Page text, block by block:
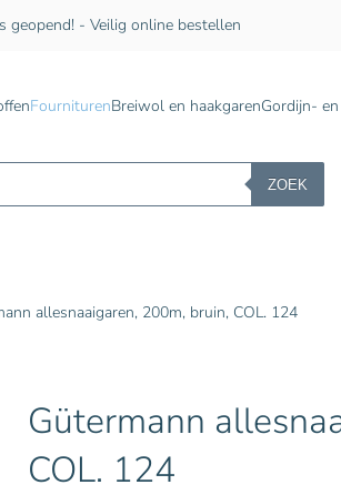
geopend! - Veilig online bestellen
FourniturenBreiwol en haakgarenGordijn-
ZOEK
allesnaaigaren, 200m, bruin, COL. 124
Gütermann
COL. 124